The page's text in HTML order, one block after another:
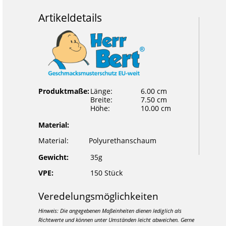
Artikeldetails
Produktmaße:Länge:
6.00 cm
Breite:
7.50 cm
Höhe:
10.00 cm
Material:
Material:
Polyurethanschaum
Gewicht:
35g
VPE:
150 Stück
Veredelungsmöglichkeiten
Hinweis: Die angegebenen Maßeinheiten dienen lediglich als
Richtwerte und können unter Umständen leicht abweichen. Gerne